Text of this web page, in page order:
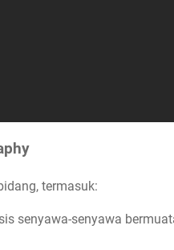
termasuk:
senyawa-senyawa